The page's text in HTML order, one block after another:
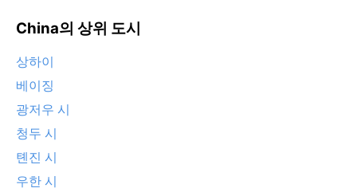
China의 상위 도시
상하이
베이징
광저우 시
청두 시
톈진 시
우한 시